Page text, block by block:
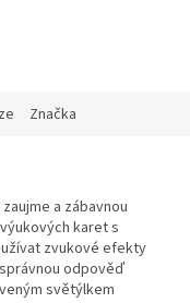
Značka
a zábavnou
karet s
zvukové efekty
odpověď
světýlkem